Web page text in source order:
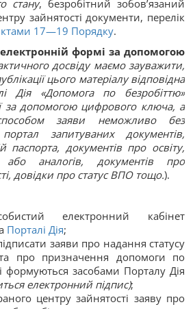
стану, безробітний зобов’язаний
зайнятості документи, перелік
17—19 Порядку.
формі за допомогою
досвіду маємо зауважити,
цього матеріалу відповідна
Дія «Допомога по безробіттю»
за допомогою цифрового ключа, а
заяви неможливо без
запитуваних документів,
паспорта, документів про освіту,
аналогів, документів про
довідки про статус ВПО тощо.).
електронний кабінет
Порталі Дія;
заяви про надання статусу
та про призначення допомоги по
формуються засобами Порталу Дія
електронний підпис);
центру зайнятості заяву про